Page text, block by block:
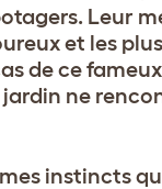
Leur
et les
de ce
ne
instincts